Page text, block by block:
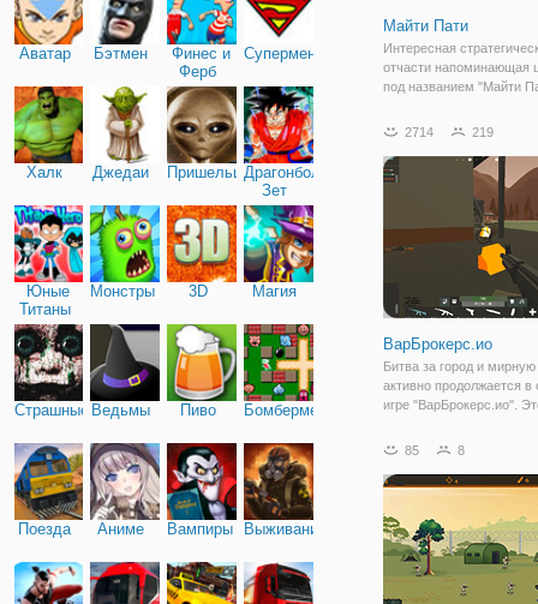
Аватар Бэтмен
Финес и
Ферб
Супермен
Халк Джедаи ПришельцыДрагонболл
Зет
Юные
Титаны
Монстры 3D Магия
Страшные Ведьмы Пиво Бомбермен
Поезда Аниме Вампиры Выживание
Майти Пати
Интересная
отчасти напоминающая
под названием "Майти
первых минут, поэтому
о баталиях между
воином Адамом с
2714 219
ВарБрокерс.ио
Битва за город и
активно продолжается в
игре "ВарБрокерс.ио".
игра, в которой вам
прямоугольной головой и
85 8